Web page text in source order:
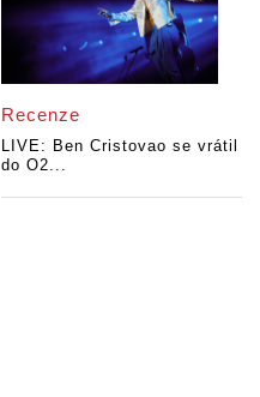
Recenze
LIVE: Ben Cristovao se vrátil
do O2...